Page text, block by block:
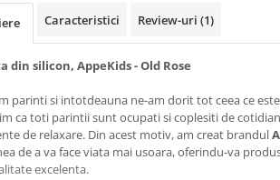
Caracteristici Review-uri (1)
din silicon, AppeKids - Old Rose
parinti si intotdeauna ne-am dorit tot ceea ce
ca toti parintii sunt ocupati si coplesiti de cotidian
de relaxare. Din acest motiv, am creat brandul
de a va face viata mai usoara, oferindu-va
excelenta.